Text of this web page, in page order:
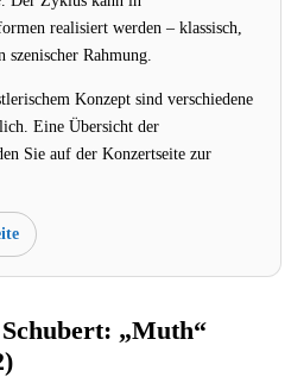
realisiert werden – klassisch,
Rahmung.
Konzept sind verschiedene
Eine Übersicht der
Sie auf der Konzertseite zur
„Muth“